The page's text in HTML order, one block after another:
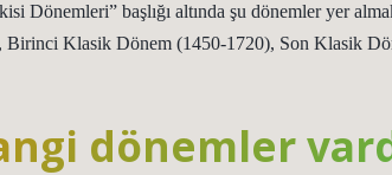
Dönemleri” başlığı altında şu dönemler yer
Birinci Klasik Dönem (1450-1720), Son Klasik
dönemler